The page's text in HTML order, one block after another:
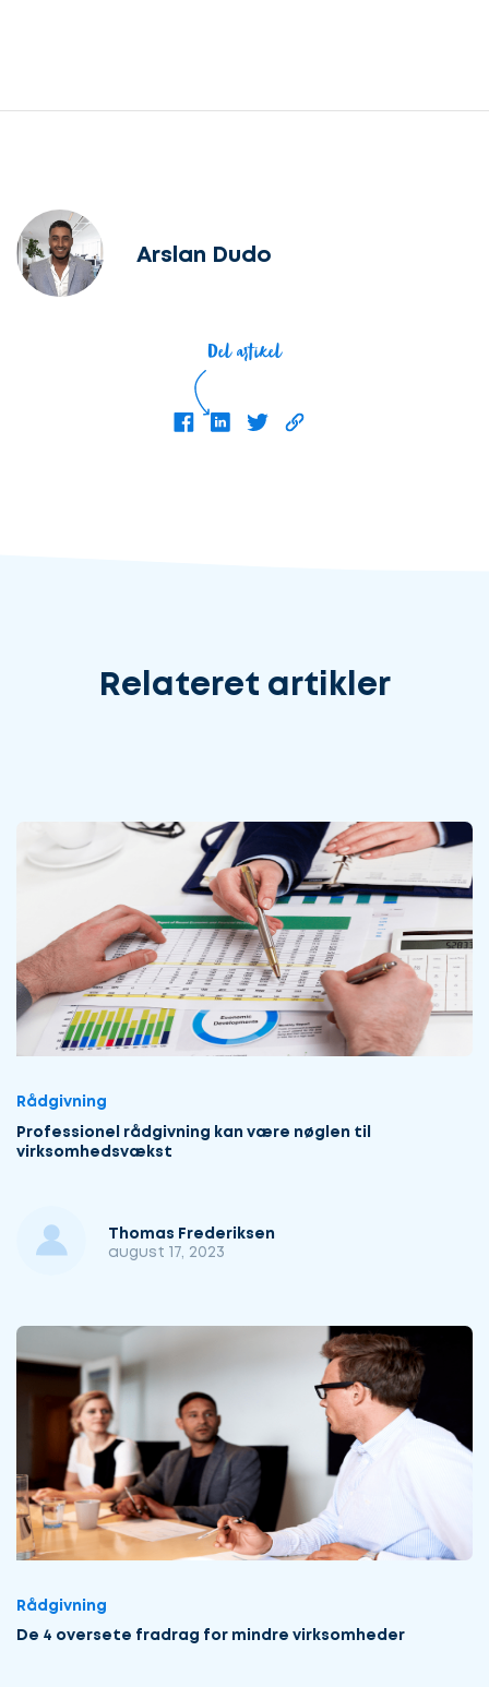
Arslan Dudo
Del artikel
Relateret artikler
Rådgivning
Professionel rådgivning kan være nøglen til
virksomhedsvækst
Thomas Frederiksen
august 17, 2023
Rådgivning
De 4 oversete fradrag for mindre virksomheder